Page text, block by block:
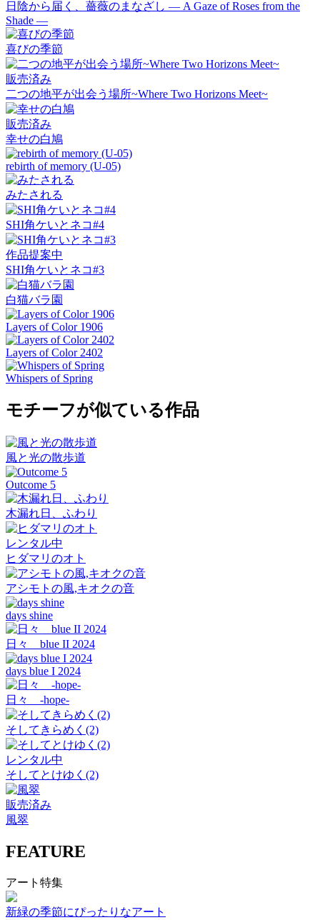
日陰から届く、薔薇のまなざし ― A Gaze of Roses from the
Shade ―
喜びの季節
販売済み
二つの地平が出会う場所~Where Two Horizons Meet~
販売済み
幸せの白鳩
rebirth of memory (U-05)
みたされる
SHI角ケいとネコ#4
作品提案中
SHI角ケいとネコ#3
白猫バラ園
Layers of Color 1906
Layers of Color 2402
Whispers of Spring
モチーフが似ている作品
風と光の散歩道
Outcome 5
木漏れ日、ふわり
レンタル中
ヒダマリのオト
アシモトの風,キオクの音
days shine
日々 blue II 2024
days blue I 2024
日々 -hope-
そしてきらめく(2)
レンタル中
そしてとけゆく(2)
販売済み
風翠
FEATURE
アート特集
新緑の季節にぴったりなアート